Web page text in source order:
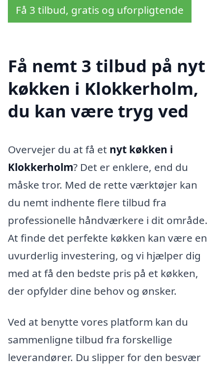
Få 3 tilbud, gratis og uforpligtende
Få nemt 3 tilbud på nyt
køkken i Klokkerholm,
du kan være tryg ved
Overvejer du at få et nyt køkken i
Klokkerholm? Det er enklere, end du
måske tror. Med de rette værktøjer kan
du nemt indhente flere tilbud fra
professionelle håndværkere i dit område.
At finde det perfekte køkken kan være en
uvurderlig investering, og vi hjælper dig
med at få den bedste pris på et køkken,
der opfylder dine behov og ønsker.
Ved at benytte vores platform kan du
sammenligne tilbud fra forskellige
leverandører. Du slipper for den besvær